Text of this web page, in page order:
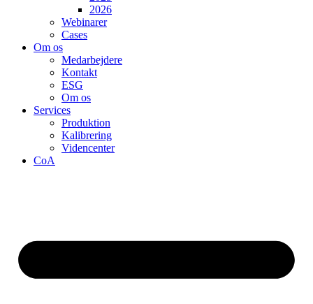
2026
Webinarer
Cases
Om os
Medarbejdere
Kontakt
ESG
Om os
Services
Produktion
Kalibrering
Videncenter
CoA